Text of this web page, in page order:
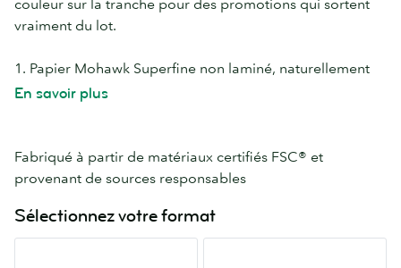
couleur sur la tranche pour des promotions qui sortent
vraiment du lot.
1. Papier Mohawk Superfine non laminé, naturellement
texturé.
d’impact.
En savoir plus
Fabriqué à partir de matériaux certifiés FSC® et
provenant de sources responsables
Sélectionnez votre format